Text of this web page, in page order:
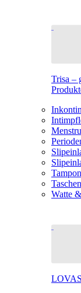
Trisa –
Watte